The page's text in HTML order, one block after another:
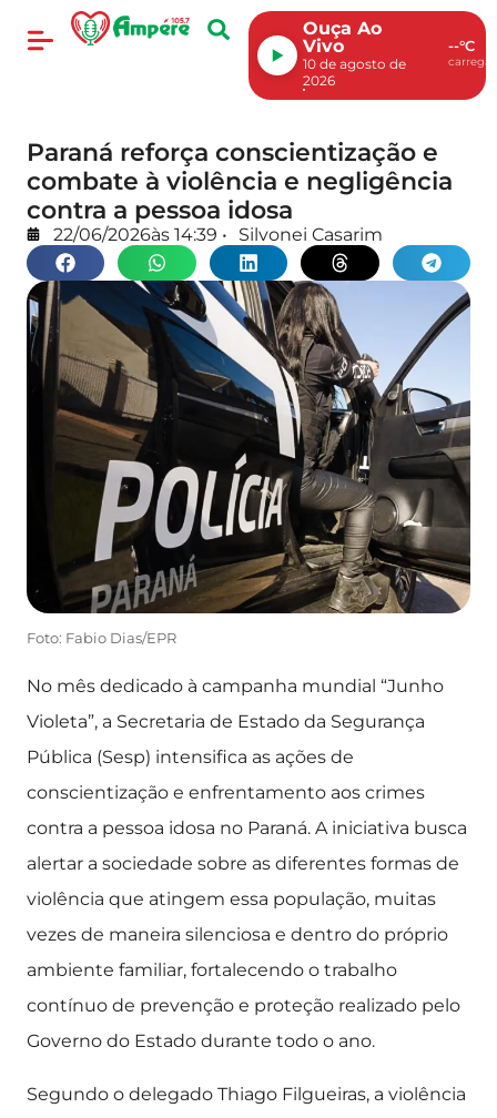
Ouça Ao
Vivo
10 de agosto de
2026
--°C
Paraná reforça conscientização e
combate à violência e negligência
contra a pessoa idosa
22/06/2026às 14:39 • Silvonei Casarim
Foto: Fabio Dias/EPR
No mês dedicado à campanha mundial “Junho
Violeta”, a Secretaria de Estado da Segurança
Pública (Sesp) intensifica as ações de
conscientização e enfrentamento aos crimes
contra a pessoa idosa no Paraná. A iniciativa busca
alertar a sociedade sobre as diferentes formas de
violência que atingem essa população, muitas
vezes de maneira silenciosa e dentro do próprio
ambiente familiar, fortalecendo o trabalho
contínuo de prevenção e proteção realizado pelo
Governo do Estado durante todo o ano.
Segundo o delegado Thiago Filgueiras, a violência